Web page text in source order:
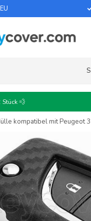
Stück 💨
kompatibel mit Peugeot